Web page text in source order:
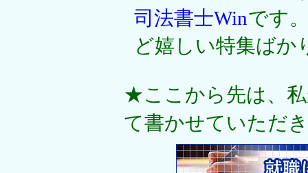
司法書士Winです
ど嬉しい特集ばか
★ここから先は、
て書かせていただ